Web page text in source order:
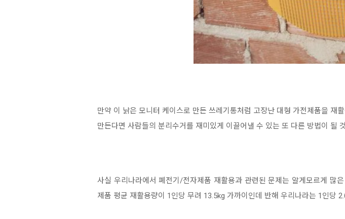
만약 이 낡은 모니터 케이스로 만든 쓰레기통처럼 고장난 대형 가전제품을
만든다면 사람들의 분리수거를 재미있게 이끌어낼 수 있는 또 다른 방법이 될
사실 우리나라에서 폐전기/전자제품 재활용과 관련된 문제는 알게모르게 많
제품 평균 재활용량이 1인당 무려 13.5kg 가까이인데 반해 우리나라는 1인당